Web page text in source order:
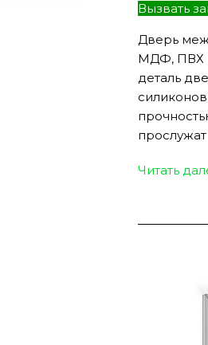
Двери SOFT
8
Вызвать
Дверь
МДФ, ПВХ
деталь
Читать